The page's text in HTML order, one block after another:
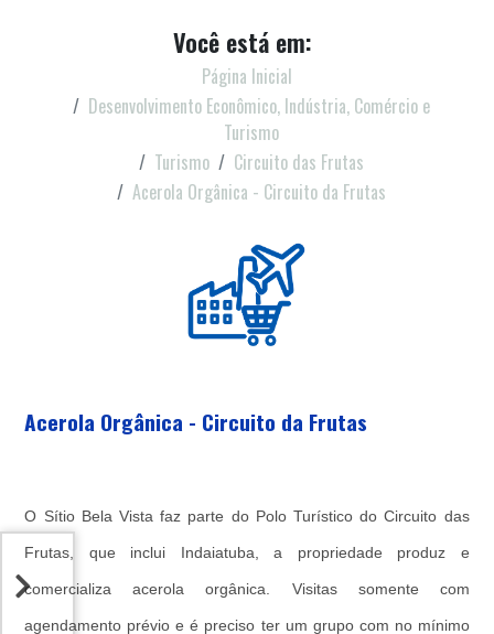
Você está em:
Página Inicial
Desenvolvimento Econômico, Indústria, Comércio e
Turismo
Turismo
Circuito das Frutas
Acerola Orgânica - Circuito da Frutas
Acerola Orgânica - Circuito da Frutas
O Sítio Bela Vista faz parte do Polo Turístico do Circuito das
Frutas, que inclui Indaiatuba, a propriedade produz e
comercializa acerola orgânica. Visitas somente com
agendamento prévio e é preciso ter um grupo com no mínimo